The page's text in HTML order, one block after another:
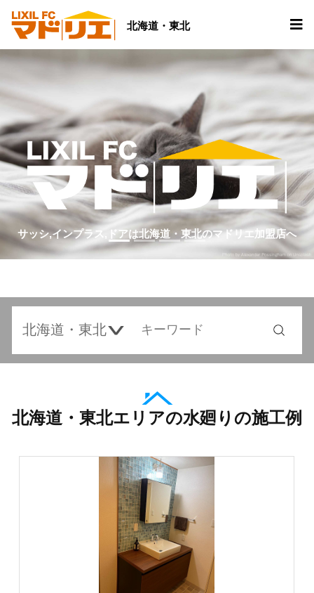
北海道・東北
サッシ,インプラス,ドアは北海道・東北のマドリエ加盟店へ
北海道・東北エリアの水廻りの施工例